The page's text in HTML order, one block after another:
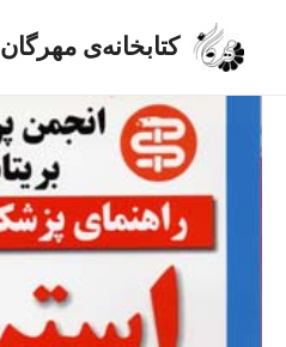
کتابخانه‌ی مهرگان